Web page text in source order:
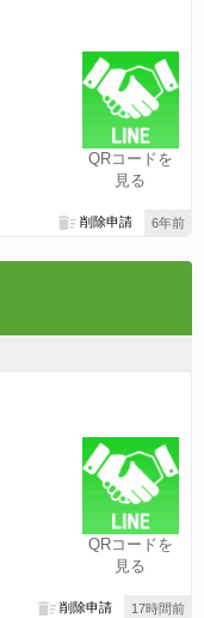
QRコードを
見る
6年前
削除申請
QRコードを
見る
17時間前
削除申請